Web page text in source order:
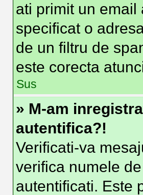
ati primit un email
specificat o
de un filtru de
este corecta
Sus
» M-am
autentifica?!
Verificati-va
verifica numele
autentificati. Este